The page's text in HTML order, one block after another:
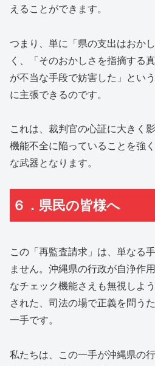
えることができます。
つまり、単に「県の支出はおか
く、「そのおかしさを指摘する
が不当な手段で妨害した」とい
に主張できるのです。
これは、裁判官の心証に大きく
機能不全に陥っていることを強
な武器となります。
６．県民の皆様へ
この「再監査請求」は、単なる
ません。沖縄県の行政が自浄作
なチェック機能さえも無視しよ
された、司法の場で正義を問う
一手です。
私たちは、この一手が沖縄県の